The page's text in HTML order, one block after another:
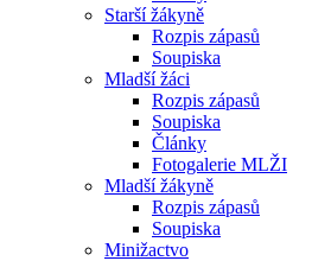
Starší žákyně
Rozpis zápasů
Soupiska
Mladší žáci
Rozpis zápasů
Soupiska
Články
Fotogalerie MLŽI
Mladší žákyně
Rozpis zápasů
Soupiska
Minižactvo